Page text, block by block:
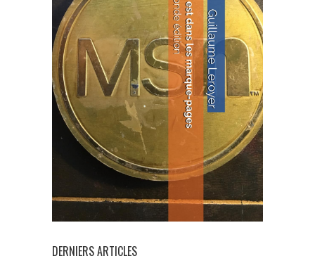
DERNIERS ARTICLES